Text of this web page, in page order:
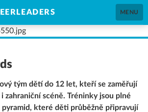
MENU
tým dětí do 12 let, kteří se zaměřují
zahraniční scéně. Tréninky jsou plné
pyramid, které děti průběžně připravují